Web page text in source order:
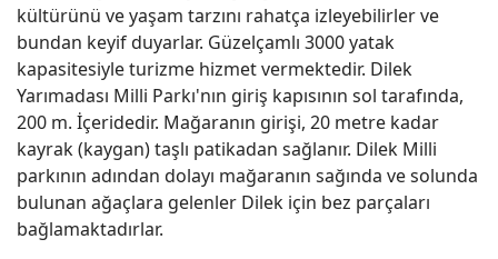
kültürünü ve yaşam tarzını rahatça izleyebilirler ve
bundan keyif duyarlar. Güzelçamlı 3000 yatak
kapasitesiyle turizme hizmet vermektedir. Dilek
Yarımadası Milli Parkı'nın giriş kapısının sol tarafında,
200 m. İçeridedir. Mağaranın girişi, 20 metre kadar
kayrak (kaygan) taşlı patikadan sağlanır. Dilek Milli
parkının adından dolayı mağaranın sağında ve solunda
bulunan ağaçlara gelenler Dilek için bez parçaları
bağlamaktadırlar.